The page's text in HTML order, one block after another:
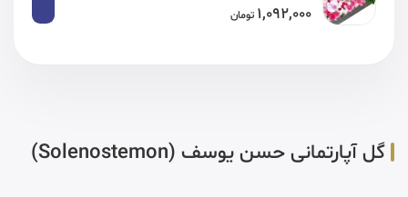
1,092,000 تومان
گل آپارتمانی حسن یوسف (Solenostemon)